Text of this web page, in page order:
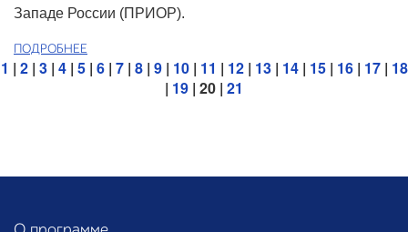
Западе России (ПРИОР).
ПОДРОБНЕЕ
1 | 2| 3| 4| 5| 6| 7| 8| 9| 10| 11 | 12| 13| 14| 15| 16| 17| 18
| 19 | 20 | 21